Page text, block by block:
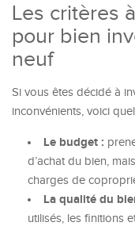
Les critères
pour bien
neuf
Si vous êtes décidé à
inconvénients, voici
Le budget :
d’achat du bien,
charges de
La qualité du
utilisés, les finitions